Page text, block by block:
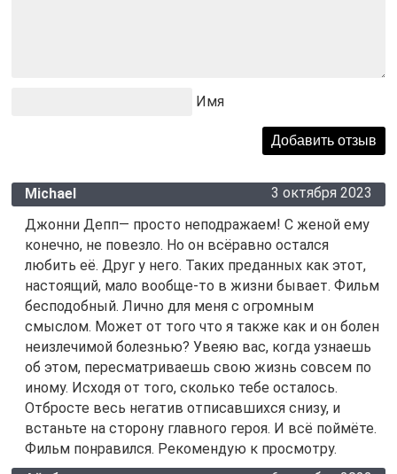
Имя
Мichael
3 октября 2023
Джонни Депп— просто неподражаем! С женой ему
конечно, не повезло. Но он всёравно остался
любить её. Друг у него. Таких преданных как этот,
настоящий, мало вообще-то в жизни бывает. Фильм
бесподобный. Лично для меня с огромным
смыслом. Может от того что я также как и он болен
неизлечимой болезнью? Увеяю вас, когда узнаешь
об этом, пересматриваешь свою жизнь совсем по
иному. Исходя от того, сколько тебе осталось.
Отбросте весь негатив отписавшихся снизу, и
встаньте на сторону главного героя. И всё поймёте.
Фильм понравился. Рекомендую к просмотру.